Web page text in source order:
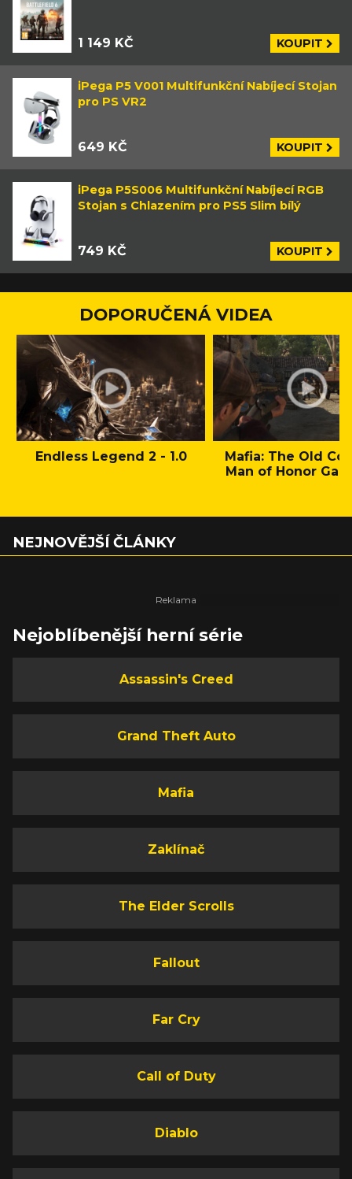
1 149 KČ KOUPIT
iPega P5 V001 Multifunkční Nabíjecí Stojan
pro PS VR2
649 KČ KOUPIT
iPega P5S006 Multifunkční Nabíjecí RGB
Stojan s Chlazením pro PS5 Slim bílý
749 KČ KOUPIT
DOPORUČENÁ VIDEA
Endless Legend 2 - 1.0
Mafia: The Old
Man of Honor
NEJNOVĚJŠÍ ČLÁNKY
Nejoblíbenější herní série
Assassin's Creed
Grand Theft Auto
Mafia
Zaklínač
The Elder Scrolls
Fallout
Far Cry
Call of Duty
Diablo